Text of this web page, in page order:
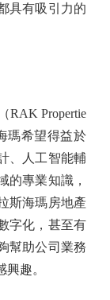
具有吸引力的
Propertie
瑪希望得益於
、人工智能輔
的專業知識，
斯海瑪房地產
字化，甚至有
幫助公司業務
趣。